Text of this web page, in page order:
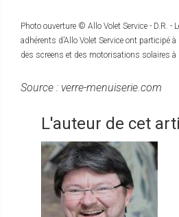
Photo ouverture © Allo Volet Service - D.R. -
adhérents d’Allo Volet Service ont participé
des screens et des motorisations solaires à
Source : verre-menuiserie.com
L'auteur de cet